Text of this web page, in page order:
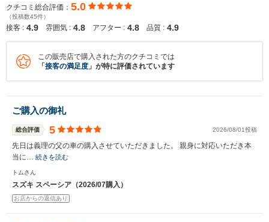
クチコミ総合評価： 5.0
（投稿数45件）
接客 : 4.9 雰囲気 : 4.8 アフター : 4.8 品質 : 4.9
この販売店で購入された方のクチコミでは
「 接客の満足度 」が特に評価されています
ご購入の御礼
総合評価 5 2026/08/01投稿
先日は義理の父の車の購入させていただきました。 親身に対応いただき本
当に… 続きを読む
トムさん
スズキ スペーシア（2026/07購入）
お店からの返信あり